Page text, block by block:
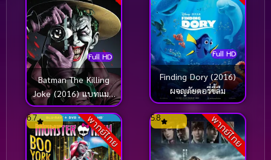
Full HD
Batman The Killing
Joke (2016) แบทแมน
ตอน โจ๊กเกอร์ ตลก
อำมหิต
Full HD
Finding Dory (2016)
ผจญภัยดอรี่ขี้ลืม
พากย์ไทย
6.7 พากย์ไทย
5.8